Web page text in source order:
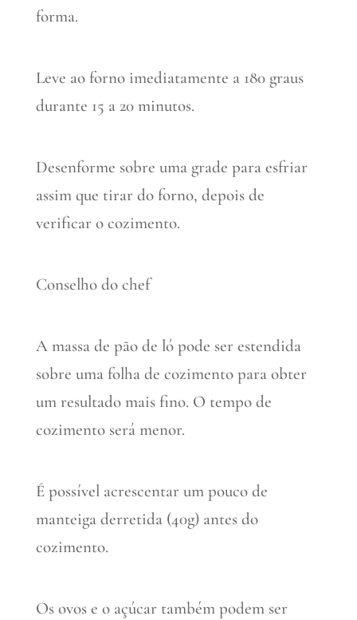
forma.
Leve ao forno imediatamente a 180 graus
durante 15 a 20 minutos.
Desenforme sobre uma grade para esfriar
assim que tirar do forno, depois de
verificar o cozimento.
Conselho do chef
A massa de pão de ló pode ser estendida
sobre uma folha de cozimento para obter
um resultado mais fino. O tempo de
cozimento será menor.
É possível acrescentar um pouco de
manteiga derretida (40g) antes do
cozimento.
Os ovos e o açúcar também podem ser